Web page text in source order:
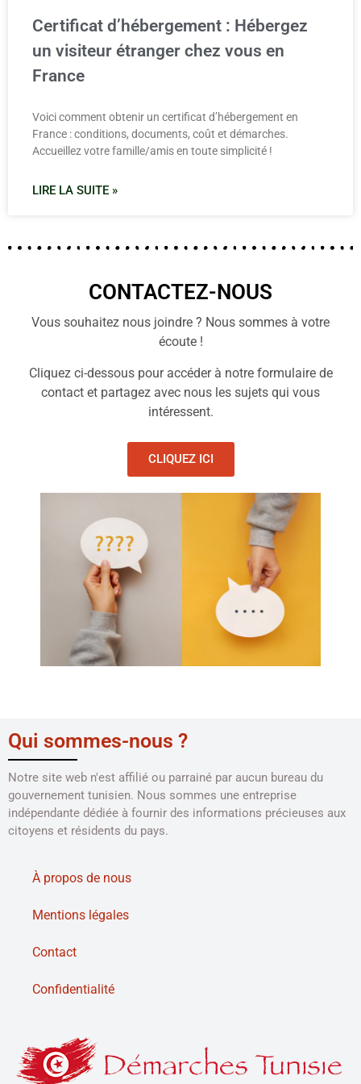
Certificat d’hébergement : Hébergez
un visiteur étranger chez vous en
France
Voici comment obtenir un certificat d’hébergement en
France : conditions, documents, coût et démarches.
Accueillez votre famille/amis en toute simplicité !
LIRE LA SUITE »
CONTACTEZ-NOUS
Vous souhaitez nous joindre ? Nous sommes à votre
écoute !
Cliquez ci-dessous pour accéder à notre formulaire de
contact et partagez avec nous les sujets qui vous
intéressent.
CLIQUEZ ICI
Qui sommes-nous ?
Notre site web n'est affilié ou parrainé par aucun bureau du
gouvernement tunisien. Nous sommes une entreprise
indépendante dédiée à fournir des informations précieuses aux
citoyens et résidents du pays.
À propos de nous
Mentions légales
Contact
Confidentialité